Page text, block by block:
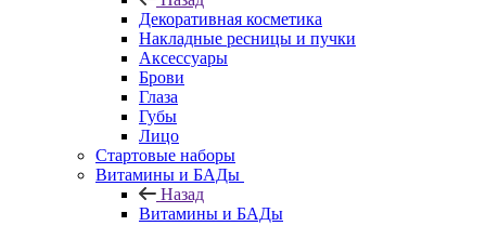
Декоративная косметика
Накладные ресницы и пучки
Аксессуары
Брови
Глаза
Губы
Лицо
Стартовые наборы
Витамины и БАДы
Назад
Витамины и БАДы